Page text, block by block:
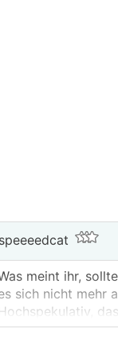
speeeedcat
meint ihr,
sich nicht mehr
als